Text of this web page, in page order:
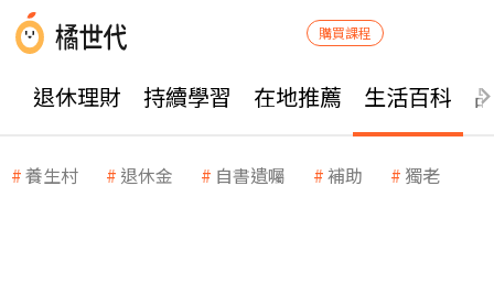
購買課程
退休理財 持續學習 在地推薦 生活百科
養生村 退休金 自書遺囑 補助 獨老